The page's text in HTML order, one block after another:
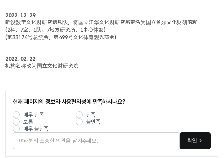
2022. 12. 29
新设数字文化财研究信息队，将国立江华文化财研究所更名为国立首尔文化财研究所
(2科、7室、1队、7地方研究所、1中心体制)
(第33174号总统令，第499号文化体育观光部令）
2022. 02. 22
机构名称改为国立文化财研究院
현재 페이지의 정보와 사용편의성에 만족하시나요?
매우 만족
만족
보통
불만족
매우 불만족
확인